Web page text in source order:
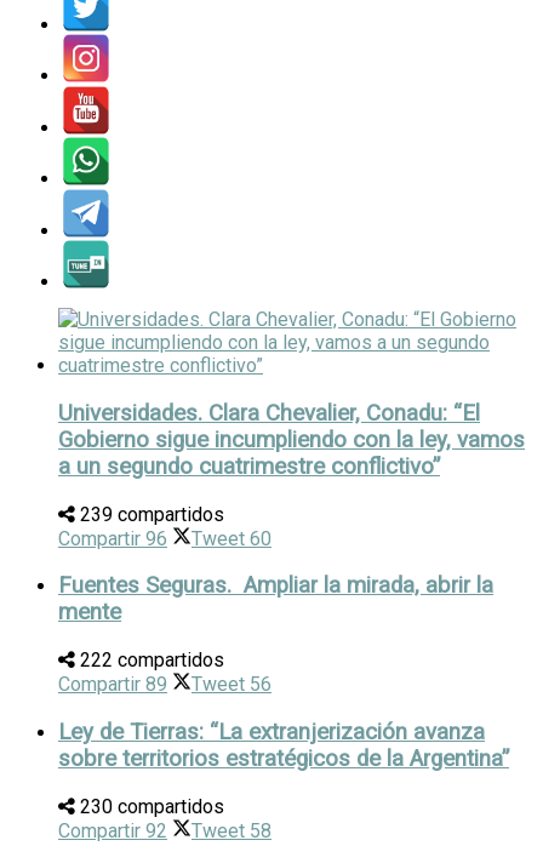
Universidades. Clara Chevalier, Conadu: “El
Gobierno sigue incumpliendo con la ley, vamos
a un segundo cuatrimestre conflictivo”
239 compartidos
Compartir 96 Tweet 60
Fuentes Seguras. Ampliar la mirada, abrir la
mente
222 compartidos
Compartir 89 Tweet 56
Ley de Tierras: “La extranjerización avanza
sobre territorios estratégicos de la Argentina”
230 compartidos
Compartir 92 Tweet 58